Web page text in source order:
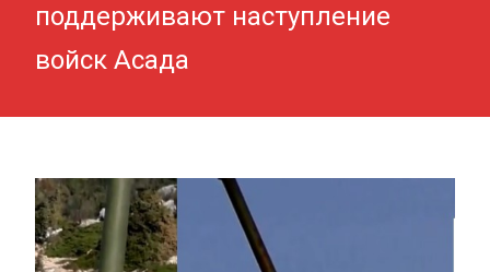
поддерживают наступление
войск Асада